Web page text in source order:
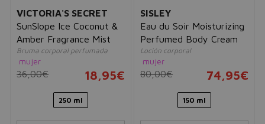
VICTORIA'S SECRET
SunSlope Ice Coconut &
Amber Fragrance Mist
Bruma corporal perfumada
mujer
36,00€ 18,95€
250 ml
SISLEY
Eau du Soir Moisturizing
Perfumed Body Cream
Loción corporal
mujer
80,00€ 74,95€
150 ml